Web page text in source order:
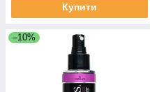
Купити
–10%